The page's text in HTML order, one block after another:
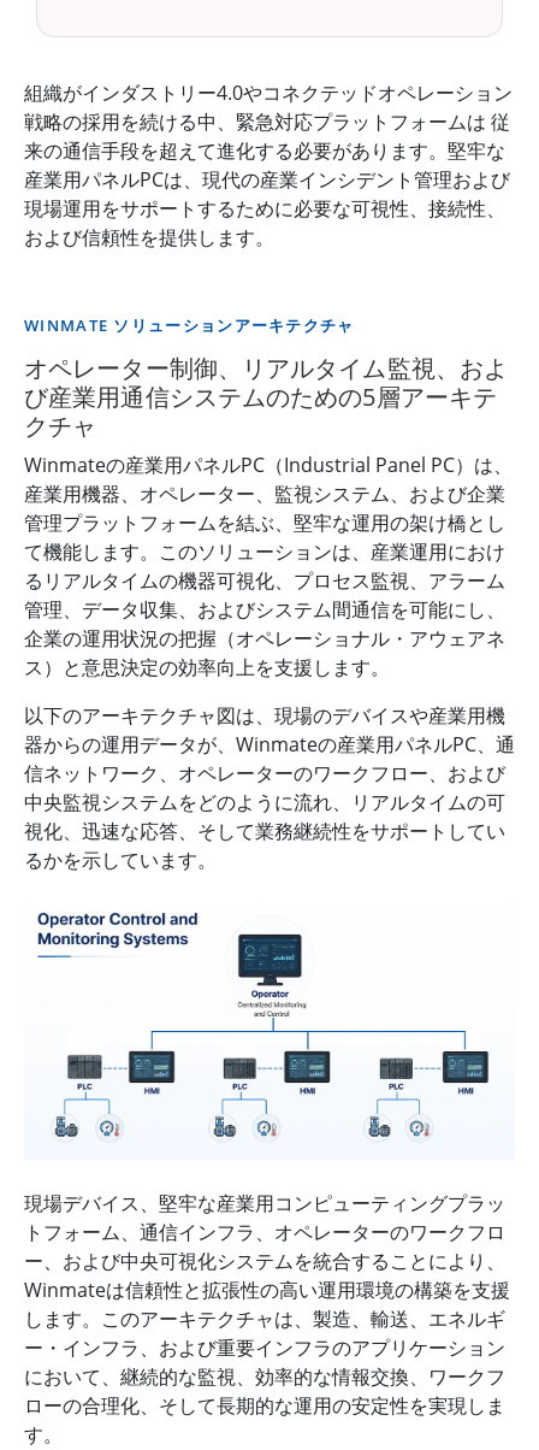
組織がインダストリー4.0やコネクテッドオペレーション
戦略の採用を続ける中、緊急対応プラットフォームは 従
来の通信手段を超えて進化する必要があります。堅牢な
産業用パネルPCは、現代の産業インシデント管理および
現場運用をサポートするために必要な可視性、接続性、
および信頼性を提供します。
WINMATE ソリューションアーキテクチャ
オペレーター制御、リアルタイム監視、およ
び産業用通信システムのための5層アーキテ
クチャ
Winmateの産業用パネルPC（Industrial Panel PC）は、
産業用機器、オペレーター、監視システム、および企業
管理プラットフォームを結ぶ、堅牢な運用の架け橋とし
て機能します。このソリューションは、産業運用におけ
るリアルタイムの機器可視化、プロセス監視、アラーム
管理、データ収集、およびシステム間通信を可能にし、
企業の運用状況の把握（オペレーショナル・アウェアネ
ス）と意思決定の効率向上を支援します。
以下のアーキテクチャ図は、現場のデバイスや産業用機
器からの運用データが、Winmateの産業用パネルPC、通
信ネットワーク、オペレーターのワークフロー、および
中央監視システムをどのように流れ、リアルタイムの可
視化、迅速な応答、そして業務継続性をサポートしてい
るかを示しています。
現場デバイス、堅牢な産業用コンピューティングプラッ
トフォーム、通信インフラ、オペレーターのワークフロ
ー、および中央可視化システムを統合することにより、
Winmateは信頼性と拡張性の高い運用環境の構築を支援
します。このアーキテクチャは、製造、輸送、エネルギ
ー・インフラ、および重要インフラのアプリケーション
において、継続的な監視、効率的な情報交換、ワークフ
ローの合理化、そして長期的な運用の安定性を実現しま
す。